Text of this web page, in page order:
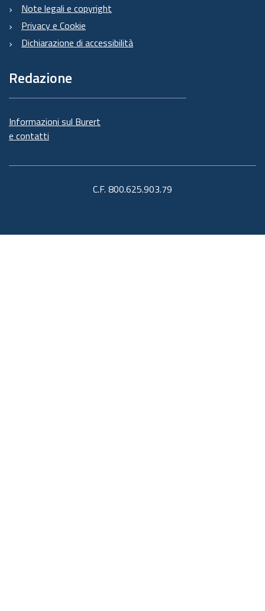
Note legali e copyright
Privacy e Cookie
Dichiarazione di accessibilità
Redazione
Informazioni sul Burert
e contatti
C.F. 800.625.903.79